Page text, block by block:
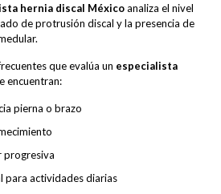
hernia discal Méxicoanaliza el nivel
de protrusión discal y la presencia de
que evalúa un especialista
encuentran:
pierna o brazo
progresiva
para actividades diarias